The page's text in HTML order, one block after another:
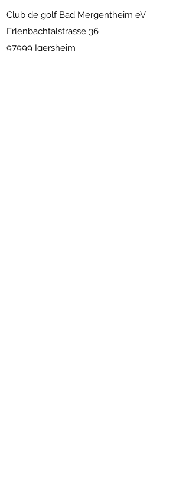
Club de golf Bad Mergentheim eV
Erlenbachtalstrasse 36
97999 Igersheim